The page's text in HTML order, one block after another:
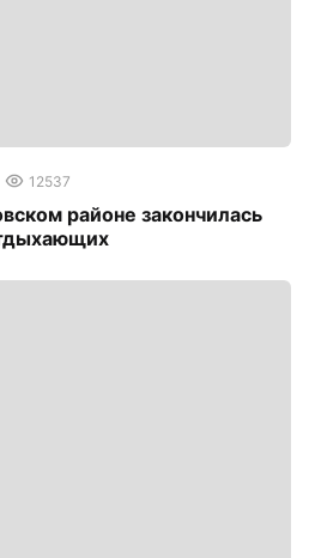
12537
районе закончилась